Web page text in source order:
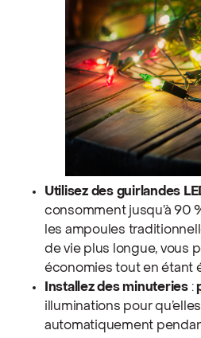
Utilisez des guirlandes
consomment jusqu’à 90
les ampoules
de vie plus longue, vous
économies tout en étant
Installez des minuteries:
illuminations pour
automatiquement